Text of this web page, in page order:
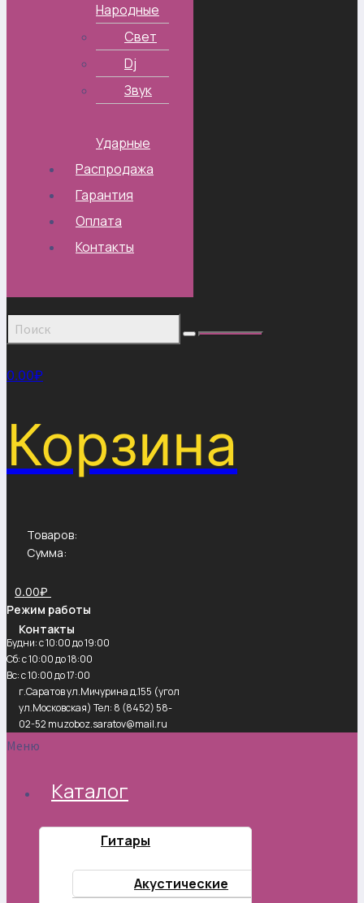
Народные
Свет
Dj
Звук
Ударные
Распродажа
Гарантия
Оплата
Контакты
0.00₽
Корзина
Товаров:
Сумма:
0.00₽
Режим работы
Контакты
Будни: с 10:00 до 19:00
Сб: с 10:00 до 18:00
Вс: с 10:00 до 17:00
г.Саратов ул.Мичурина д.155 (угол
ул.Московская) Тел: 8 (8452) 58-
02-52 muzoboz.saratov@mail.ru
Меню
Каталог
Гитары
Акустические